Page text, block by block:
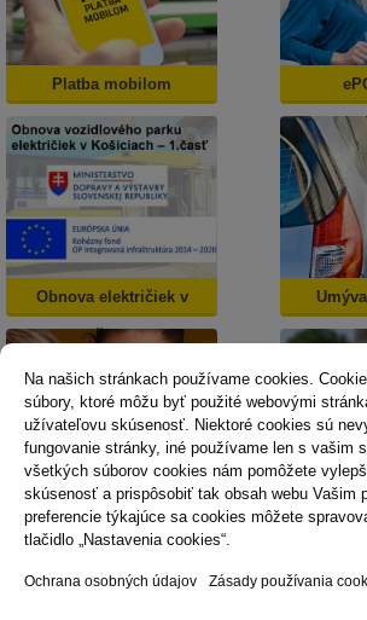
Na našich stránkach používame cookies.
súbory, ktoré môžu byť použité webovými
užívateľovu skúsenosť. Niektoré cookies sú
fungovanie stránky, iné používame len s vašim
všetkých súborov cookies nám pomôžete
skúsenosť a prispôsobiť tak obsah webu Vašim
preferencie týkajúce sa cookies môžete
tlačidlo „Nastavenia cookies“.
Ochrana osobných údajov Zásady používania
Platba mobilom
Obnova električiek v
Košiciach
Dopravná psychológia